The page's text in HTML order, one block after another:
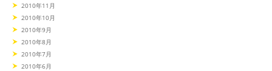
2010年11月
2010年10月
2010年9月
2010年8月
2010年7月
2010年6月